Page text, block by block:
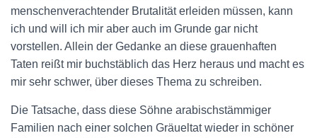
menschenverachtender Brutalität erleiden müssen, kann
ich und will ich mir aber auch im Grunde gar nicht
vorstellen. Allein der Gedanke an diese grauenhaften
Taten reißt mir buchstäblich das Herz heraus und macht es
mir sehr schwer, über dieses Thema zu schreiben.
Die Tatsache, dass diese Söhne arabischstämmiger
Familien nach einer solchen Gräueltat wieder in schöner